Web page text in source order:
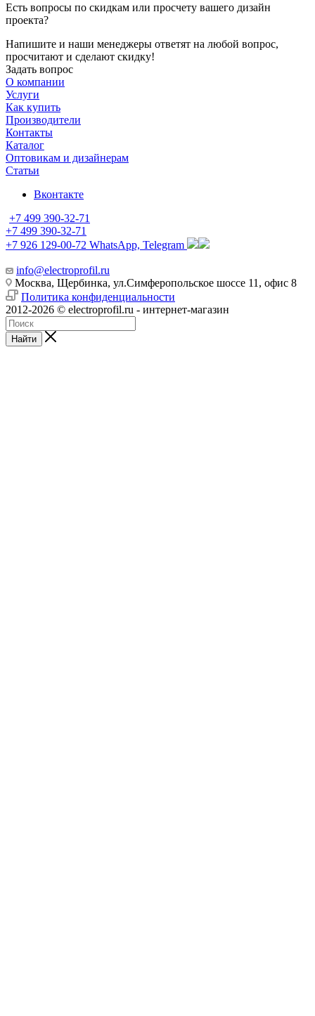
Есть вопросы по скидкам или просчету вашего дизайн
проекта?
Напишите и наши менеджеры ответят на любой вопрос,
просчитают и сделают скидку!
Задать вопрос
О компании
Услуги
Как купить
Производители
Контакты
Каталог
Оптовикам и дизайнерам
Статьи
Вконтакте
+7 499 390-32-71
+7 499 390-32-71
+7 926 129-00-72 WhatsApp, Telegram
info@electroprofil.ru
Москва, Щербинка, ул.Симферопольское шоссе 11, офис 8
Политика конфиденциальности
2012-2026 © electroprofil.ru - интернет-магазин
Найти